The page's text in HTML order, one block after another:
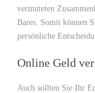
vermuteten
Bares. Somit können
persönliche
Online Geld
Auch sollten Sie Ihr